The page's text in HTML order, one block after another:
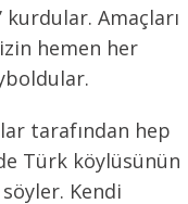
Amaçları
hemen her
tarafından hep
Türk köylüsünün
Kendi